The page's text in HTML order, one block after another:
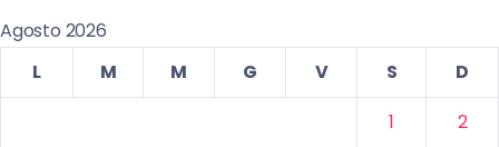
Agosto 2026
L
M M G V S
D
1
2